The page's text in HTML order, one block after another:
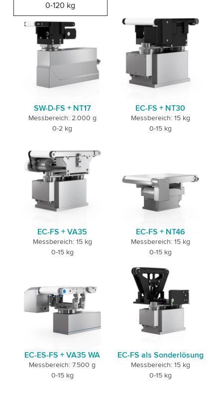
0-120 kg
SW-D-FS + NT17
Messbereich: 2.000 g
0-2 kg
EC-FS + NT30
Messbereich: 15 kg
0-15 kg
EC-FS + VA35
Messbereich: 15 kg
0-15 kg
EC-FS + NT46
Messbereich: 15 kg
0-15 kg
EC-ES-FS + VA35 WA
Messbereich: 7.500 g
0-15 kg
EC-FS als Sonderlösung
Messbereich: 15 kg
0-15 kg